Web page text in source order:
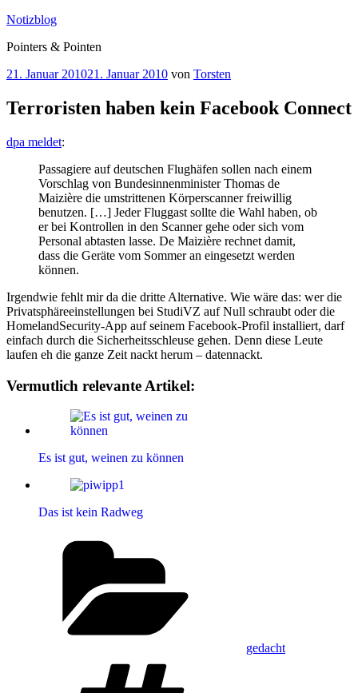
Zum
springen
Notizblog
Pointers & Pointen
Veröffentlicht
21. Januar 201021. Januar 2010 von Torsten
Terroristen haben kein Facebook Connect
dpa meldet:
Passagiere auf deutschen Flughäfen sollen nach einem
Vorschlag von Bundesinnenminister Thomas de
Maizière die umstrittenen Körperscanner freiwillig
benutzen. […] Jeder Fluggast sollte die Wahl haben, ob
er bei Kontrollen in den Scanner gehe oder sich vom
Personal abtasten lasse. De Maizière rechnet damit,
dass die Geräte vom Sommer an eingesetzt werden
können.
Irgendwie fehlt mir da die dritte Alternative. Wie wäre das: wer die
Privatsphäreeinstellungen bei StudiVZ auf Null schraubt oder die
HomelandSecurity-App auf seinem Facebook-Profil installiert, darf
einfach durch die Sicherheitsschleuse gehen. Denn diese Leute
laufen eh die ganze Zeit nackt herum – datennackt.
Vermutlich relevante Artikel:
Es ist gut, weinen zu können
Das ist kein Radweg
gedacht